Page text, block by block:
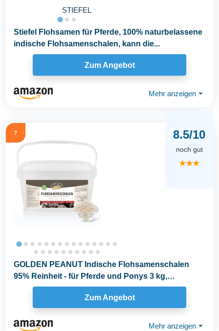
STIEFEL
Stiefel Flohsamen für Pferde, 100% naturbelassene
indische Flohsamenschalen, kann die...
Zum Angebot
Mehr anzeigen ⏷
7 8.5/10
noch gut
★★★
GOLDEN PEANUT Indische Flohsamenschalen
95% Reinheit - für Pferde und Ponys 3 kg,
Darmsanierung...
Zum Angebot
Mehr anzeigen ⏷